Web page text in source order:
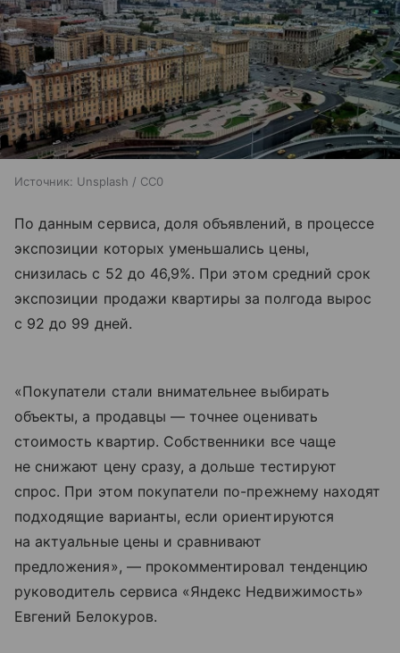
Источник: Unsplash / CC0
По данным сервиса, доля объявлений, в процессе
экспозиции которых уменьшались цены,
снизилась с 52 до 46,9%. При этом средний срок
экспозиции продажи квартиры за полгода вырос
с 92 до 99 дней.
«Покупатели стали внимательнее выбирать
объекты, а продавцы — точнее оценивать
стоимость квартир. Собственники все чаще
не снижают цену сразу, а дольше тестируют
спрос. При этом покупатели по-прежнему находят
подходящие варианты, если ориентируются
на актуальные цены и сравнивают
предложения», — прокомментировал тенденцию
руководитель сервиса «Яндекс Недвижимость»
Евгений Белокуров.